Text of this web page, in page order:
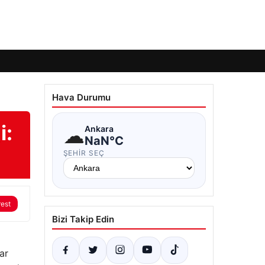
Hava Durumu
☁Ankara
NaN°C
ŞEHIR SEÇ
Bizi Takip Edin